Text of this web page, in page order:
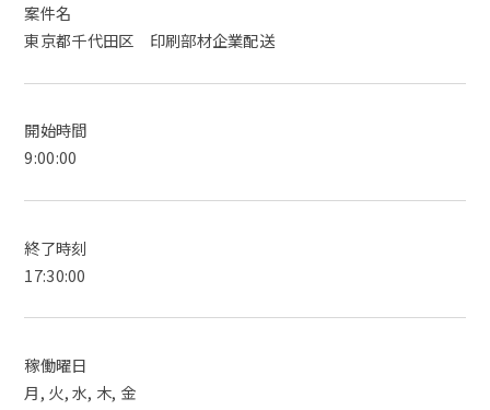
案件名
東京都千代田区 印刷部材企業配送
開始時間
9:00:00
終了時刻
17:30:00
稼働曜日
月, 火, 水, 木, 金